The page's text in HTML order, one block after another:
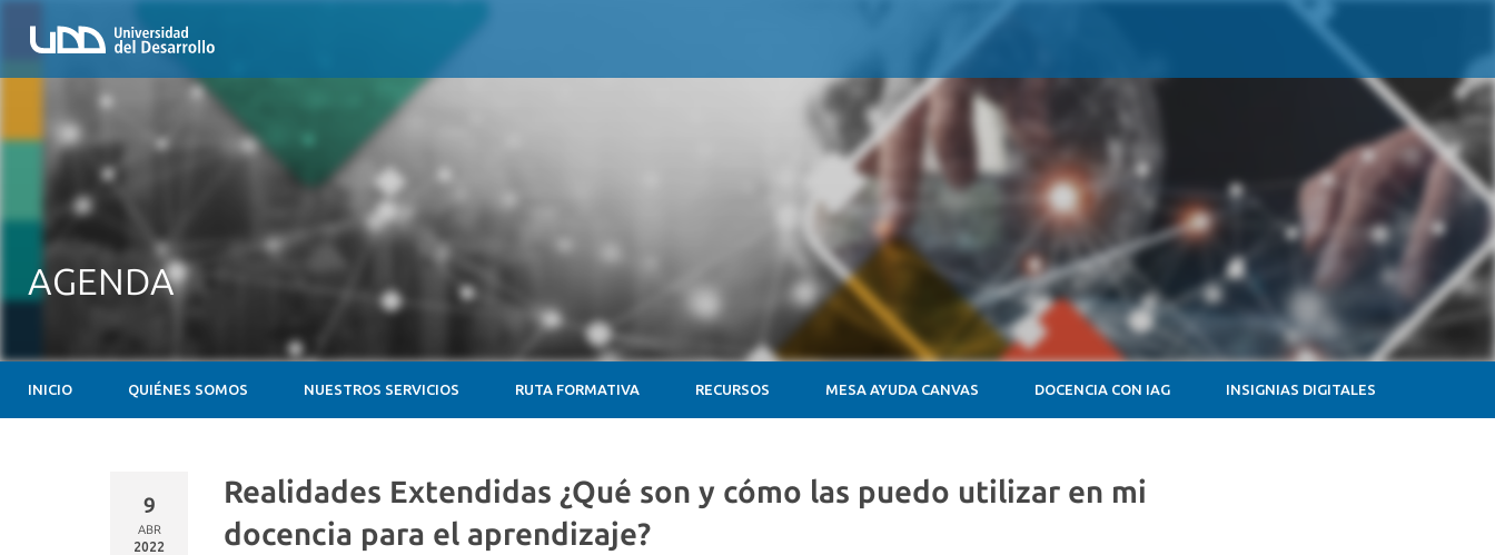
AGENDA
INICIO QUIÉNES SOMOS NUESTROS SERVICIOS RUTA FORMATIVA RECURSOS MESA AYUDA CANVAS DOCENCIA CON IAG INSIGNIAS DIGITALES
Realidades Extendidas ¿Qué son y cómo las puedo utilizar en mi
docencia para el aprendizaje?
9
ABR
2022